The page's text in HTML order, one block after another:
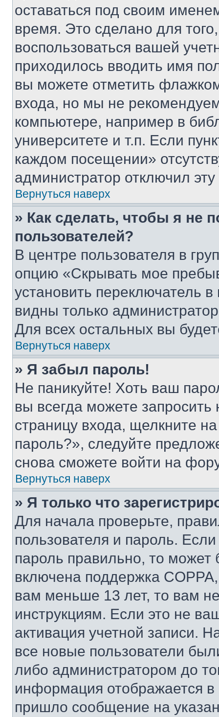
оставаться под своим
время. Это сделано для
воспользоваться вашей
приходилось вводить имя
вы можете отметить
входа, но мы не
компьютере, например в
университете и т.п. Если
каждом посещении»
администратор отключил
Вернуться наверх
» Как сделать, чтобы я не
пользователей?
В центре пользователя в
опцию «Скрывать мое
установить переключатель
видны только
Для всех остальных вы
Вернуться наверх
» Я забыл пароль!
Не паникуйте! Хоть ваш
вы всегда можете
страницу входа, щелкните
пароль?», следуйте
снова сможете войти на
Вернуться наверх
» Я только что
Для начала проверьте,
пользователя и пароль.
пароль правильно, то может
включена поддержка
вам меньше 13 лет, то вам
инструкциям. Если это не
активация учетной записи.
все новые пользователи
либо администратором до
информация отображается
пришло сообщение на